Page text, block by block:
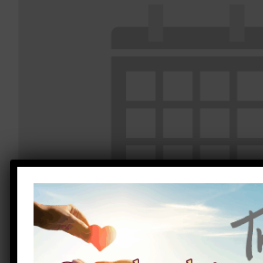
Morgentreff für Menschen ab 60 Jahren